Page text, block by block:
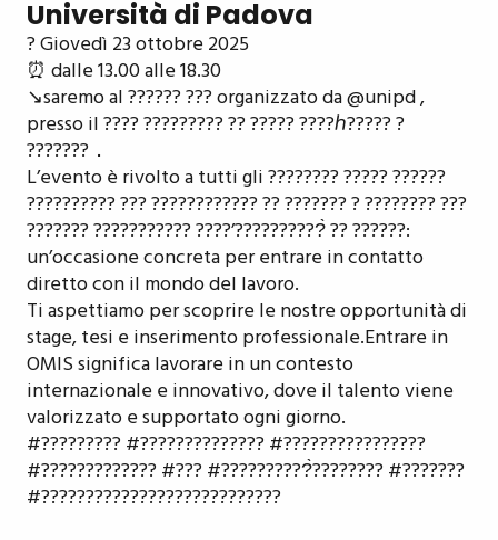
Università di Padova
? Giovedì 23 ottobre 2025
⏰ dalle 13.00 alle 18.30
↘️saremo al ?????? ??? organizzato da @unipd ,
presso il ???? ????????? ?? ????? ????ℎ????? ?
???????．
L’evento è rivolto a tutti gli ???????? ????? ??????
?????????? ??? ???????????? ?? ??????? ? ???????? ???
??????? ??????????? ????’??????????̀ ?? ??????:
un’occasione concreta per entrare in contatto
diretto con il mondo del lavoro.
Ti aspettiamo per scoprire le nostre opportunità di
stage, tesi e inserimento professionale.Entrare in
OMIS significa lavorare in un contesto
internazionale e innovativo, dove il talento viene
valorizzato e supportato ogni giorno.
#????????? #?????????????? #????????????????
#????????????? #??? #??????????̀???????? #???????
#???????????????????????????